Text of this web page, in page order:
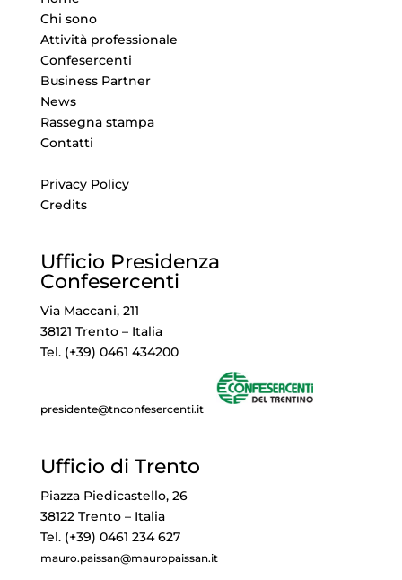
Chi sono
Attività professionale
Confesercenti
Business Partner
News
Rassegna stampa
Contatti
Privacy Policy
Credits
Ufficio Presidenza
Confesercenti
Via Maccani, 211
38121 Trento – Italia
Tel. (+39) 0461 434200
presidente@tnconfesercenti.it
Ufficio di Trento
Piazza Piedicastello, 26
38122 Trento – Italia
Tel. (+39) 0461 234 627
mauro.paissan@mauropaissan.it